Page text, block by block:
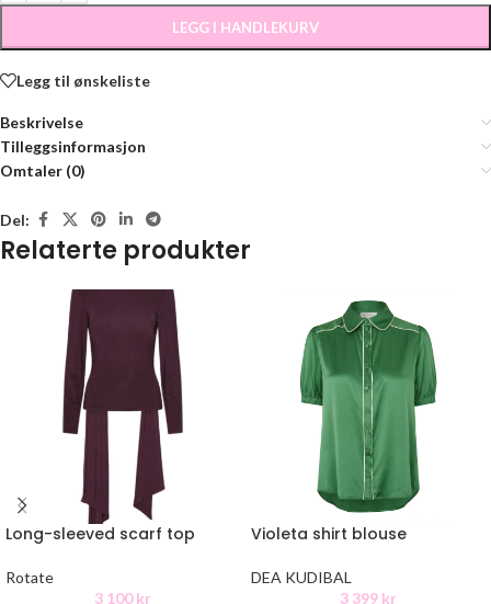
LEGG I HANDLEKURV
Legg til ønskeliste
Beskrivelse
Tilleggsinformasjon
Omtaler (0)
Del:
Relaterte produkter
Long-sleeved scarf top
Rotate
3 100kr
Violeta shirt blouse
DEA KUDIBAL
3 399 kr